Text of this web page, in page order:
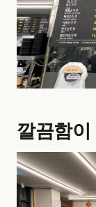
깔끔함